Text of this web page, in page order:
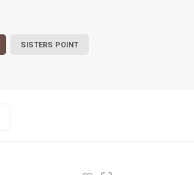
SISTERS POINT